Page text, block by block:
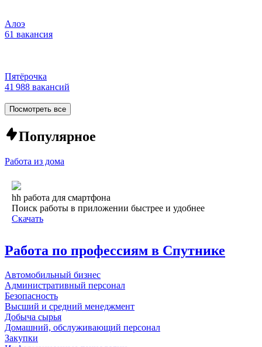
Алоэ
61 вакансия
Пятёрочка
41 988 вакансий
Посмотреть все
Популярное
Работа из дома
hh работа для смартфона
Поиск работы в приложении быстрее и удобнее
Скачать
Работа по профессиям в Спутнике
Автомобильный бизнес
Административный персонал
Безопасность
Высший и средний менеджмент
Добыча сырья
Домашний, обслуживающий персонал
Закупки